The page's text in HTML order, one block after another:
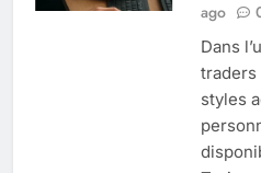
ago
Dans
styles